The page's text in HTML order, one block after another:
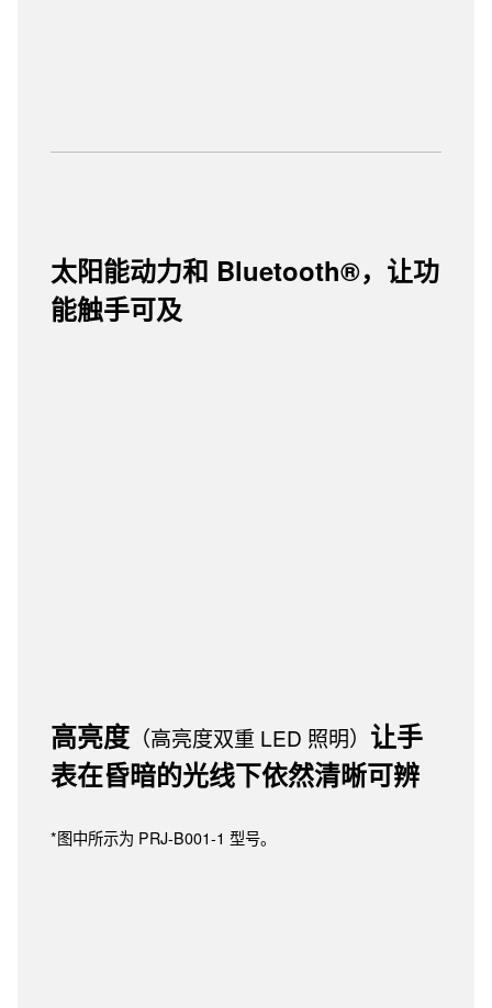
太阳能动力和 Bluetooth®，让功
能触手可及
高亮度 （高亮度双重 LED 照明） 让手
表在昏暗的光线下依然清晰可辨
*图中所示为 PRJ-B001-1 型号。